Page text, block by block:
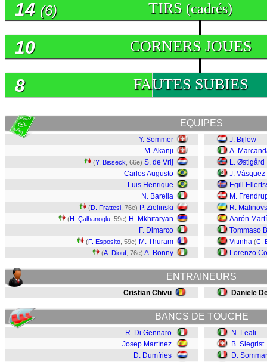
TIRS (cadrés)
14 (6)
CORNERS JOUES
10
FAUTES SUBIES
8
EQUIPES
Y. Sommer
M. Akanji
(Y. Bisseck , 66e) S. de Vrij
Carlos Augusto
Luis Henrique
N. Barella
(D. Frattesi , 76e) P. Zielinski
(H. Çalhanoglu , 59e) H. Mkhitaryan
F. Dimarco
(F. Esposito , 59e) M. Thuram
(A. Diouf , 76e) A. Bonny
J. Bijlow
A.
L. Østigård
J. Vásquez
Egill
M.
R.
Aarón
Tommaso
Vitinha (C.
Lorenzo
ENTRAINEURS
Cristian Chivu Daniele
BANCS DE TOUCHE
R. Di Gennaro
Josep Martínez
D. Dumfries
N. Leali
B. Siegrist
D.